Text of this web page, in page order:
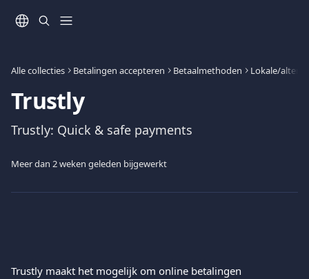
Alle collecties Betalingen accepteren Betaalmethoden Lokale/
Trustly
Trustly: Quick & safe payments
Meer dan 2 weken geleden bijgewerkt
Trustly maakt het mogelijk om online betalingen